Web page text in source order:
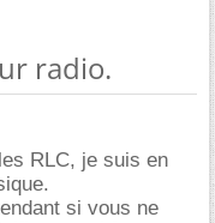
radio.
RLC, je suis en
si vous ne